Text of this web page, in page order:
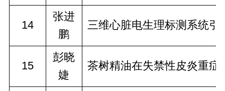
14
张进
鹏
三维心脏电生理标测系统
15
彭晓
婕
茶树精油在失禁性皮炎重症